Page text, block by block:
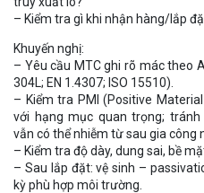
– Kiểm tra gì khi nhận hàng/lắp
Khuyến nghị:
– Yêu cầu MTC ghi rõ mác theo
304L; EN 1.4307; ISO 15510).
– Kiểm tra PMI (Positive
với hạng mục quan trọng;
vẫn có thể nhiễm từ sau gia công
– Kiểm tra độ dày, dung sai, bề
– Sau lắp đặt: vệ sinh –
kỳ phù hợp môi trường.